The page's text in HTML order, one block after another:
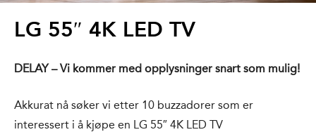
LG 55″ 4K LED TV
DELAY – Vi kommer med opplysninger snart som mulig!
Akkurat nå søker vi etter 10 buzzadorer som er
interessert i å kjøpe en LG 55″ 4K LED TV